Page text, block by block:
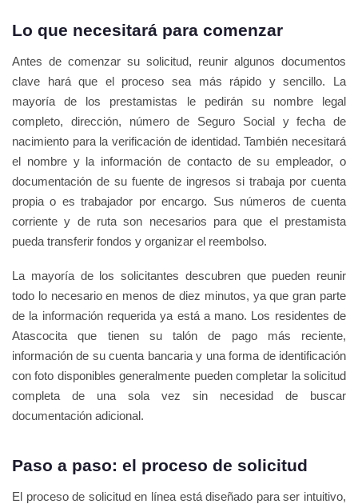
Lo que necesitará para comenzar
Antes de comenzar su solicitud, reunir algunos documentos
clave hará que el proceso sea más rápido y sencillo. La
mayoría de los prestamistas le pedirán su nombre legal
completo, dirección, número de Seguro Social y fecha de
nacimiento para la verificación de identidad. También necesitará
el nombre y la información de contacto de su empleador, o
documentación de su fuente de ingresos si trabaja por cuenta
propia o es trabajador por encargo. Sus números de cuenta
corriente y de ruta son necesarios para que el prestamista
pueda transferir fondos y organizar el reembolso.
La mayoría de los solicitantes descubren que pueden reunir
todo lo necesario en menos de diez minutos, ya que gran parte
de la información requerida ya está a mano. Los residentes de
Atascocita que tienen su talón de pago más reciente,
información de su cuenta bancaria y una forma de identificación
con foto disponibles generalmente pueden completar la solicitud
completa de una sola vez sin necesidad de buscar
documentación adicional.
Paso a paso: el proceso de solicitud
El proceso de solicitud en línea está diseñado para ser intuitivo,